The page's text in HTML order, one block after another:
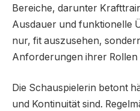
Bereiche, darunter
Ausdauer und funktionelle
nur, fit auszusehen,
Anforderungen ihrer
Die Schauspielerin betont
und Kontinuität sind.